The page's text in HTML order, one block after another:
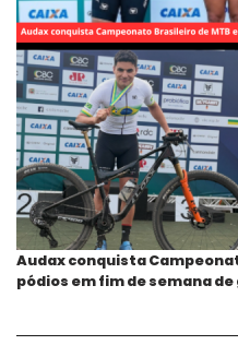
Audax conquista
pódios em fim de semana